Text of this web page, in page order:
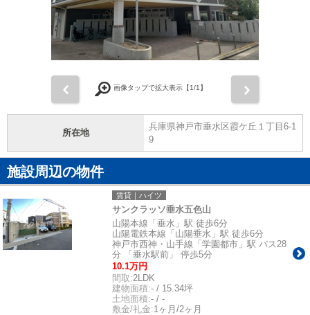
画像タップで拡大表示【1/1】
所在地
兵庫県神戸市垂水区霞ケ丘１丁目6-1
9
施設周辺の物件
賃貸｜ハイツ
サンクラッソ垂水五色山
山陽本線「垂水」駅 徒歩6分
山陽電鉄本線「山陽垂水」駅 徒歩6分
神戸市西神・山手線「学園都市」駅 バス28
分 「垂水駅前」 停歩5分
10.1万円
間取:2LDK
建物面積:- / 15.34坪
土地面積:- / -
敷金/礼金:1ヶ月/2ヶ月